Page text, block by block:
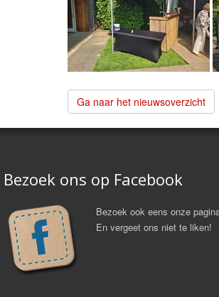
Ga naar het nieuwsoverzicht
Bezoek ons op Facebook
Bezoek ook eens onze
En vergeet ons niet te liken!